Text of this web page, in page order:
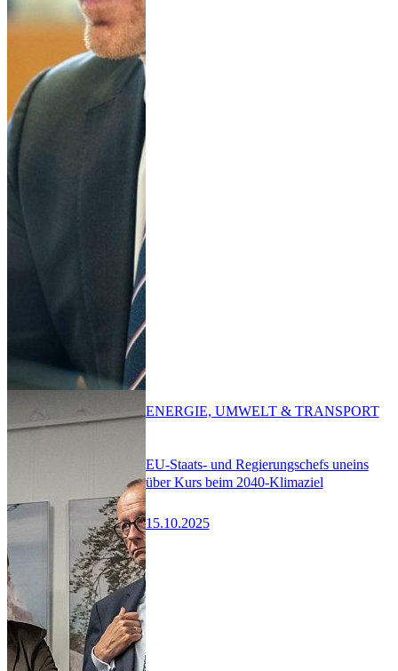
EU-Staats- und Regierungschefs uneins
über Kurs beim 2040-Klimaziel
15.10.2025
ENERGIE, UMWELT & TRANSPORT